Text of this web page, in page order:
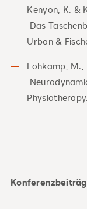
Kenyon, K. &
Das
Urban &
Lohkamp,